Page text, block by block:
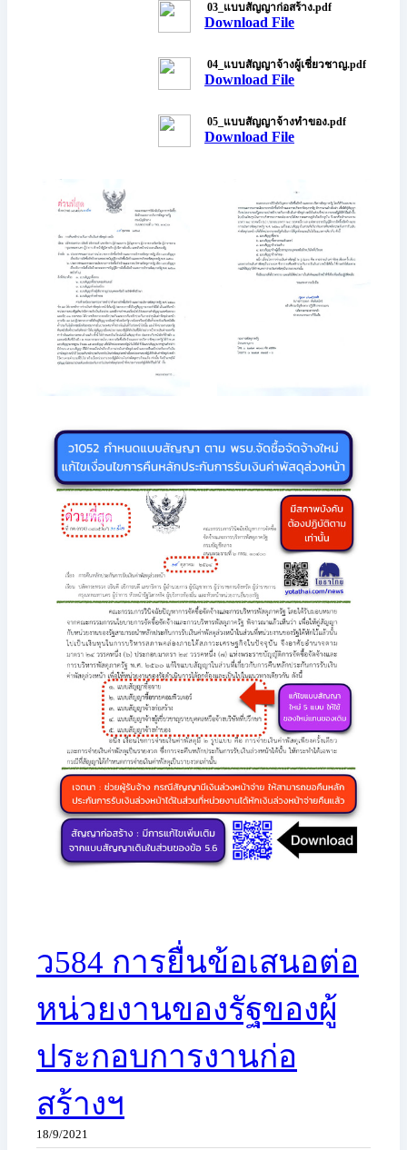
03_แบบสัญญาก่อสร้าง.pdf
Download File
04_แบบสัญญาจ้างผู้เชี่ยวชาญ.pdf
Download File
05_แบบสัญญาจ้างทำของ.pdf
Download File
ว584 การยื่นข้อเสนอต่อ
หน่วยงานของรัฐของผู้
ประกอบการงานก่อ
สร้างฯ
18/9/2021